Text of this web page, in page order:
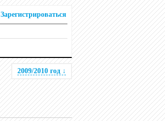
Зарегистрироваться
2009/2010 год ↓